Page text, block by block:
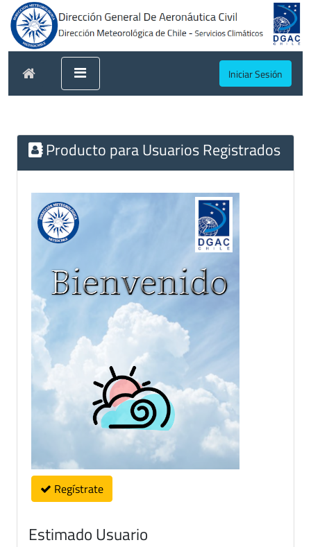
Iniciar Sesión
Producto para Usuarios Registrados
Regístrate
Estimado Usuario